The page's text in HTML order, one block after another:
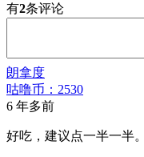
有2条评论
朗拿度
咕噜币：2530
6 年多前
好吃，建议点一半一半